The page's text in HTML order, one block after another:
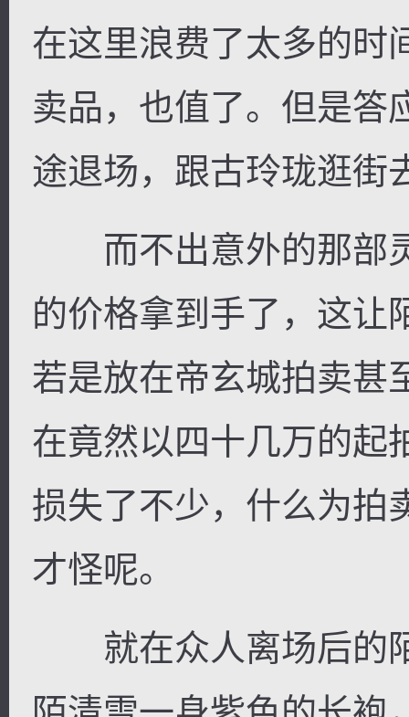
在这里浪费了太多的时
卖品，也值了。但是答
途退场，跟古玲珑逛街
而不出意外的那部
的价格拿到手了，这让
若是放在帝玄城拍卖甚
在竟然以四十几万的起
损失了不少，什么为拍
才怪呢。
就在众人离场后的